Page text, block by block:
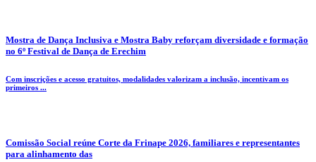
Mostra de Dança Inclusiva e Mostra Baby reforçam diversidade e formação
no 6º Festival de Dança de Erechim
Com inscrições e acesso gratuitos, modalidades valorizam a inclusão, incentivam os
primeiros ...
Comissão Social reúne Corte da Frinape 2026, familiares e representantes
para alinhamento das